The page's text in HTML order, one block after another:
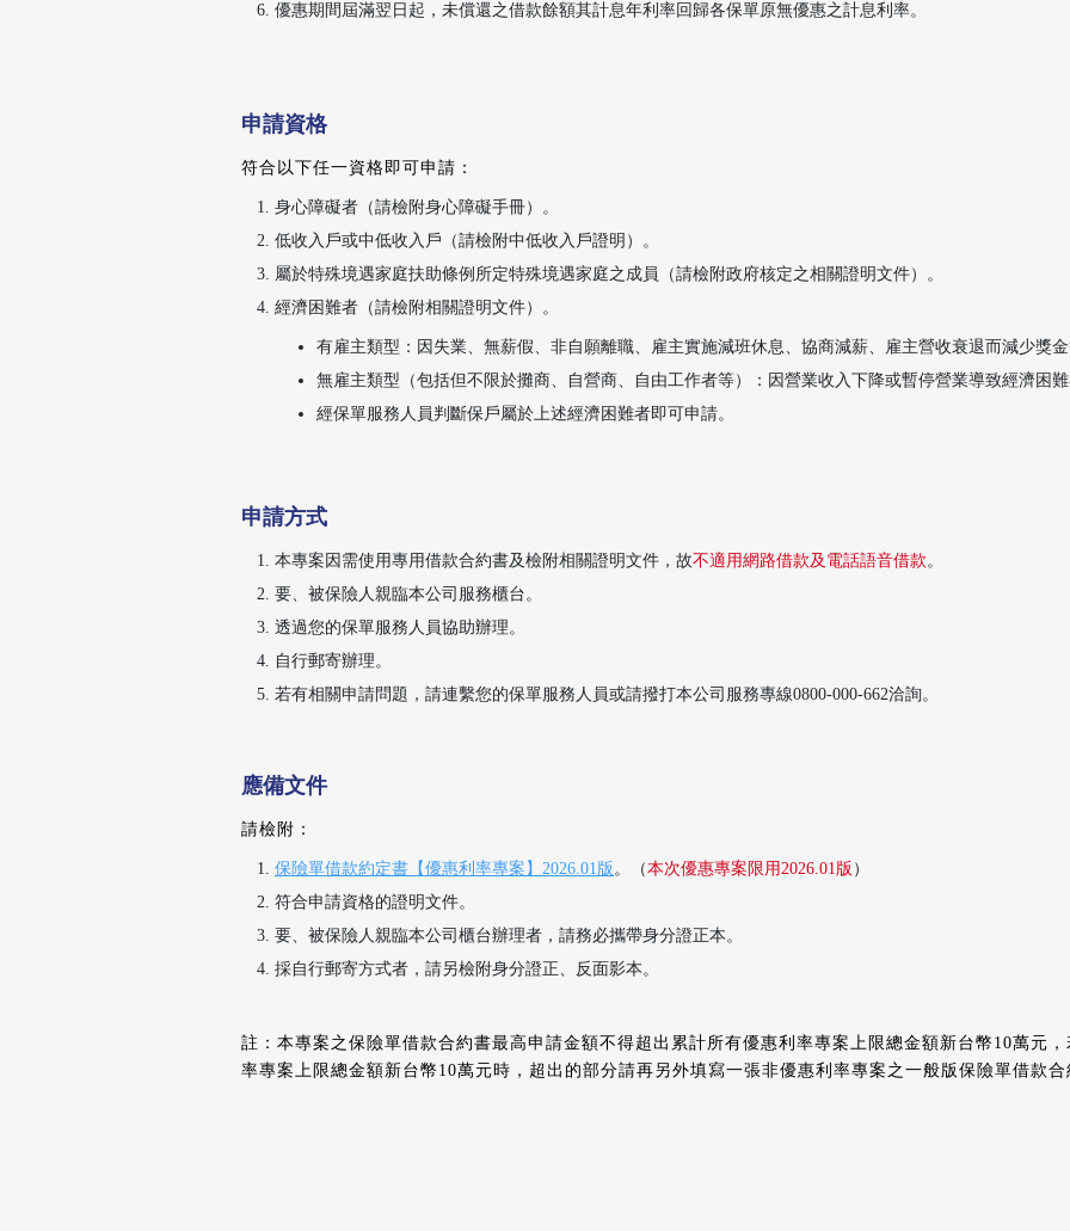
優惠期間屆滿翌日起，未償還之借款餘額其計息年利率回歸各保單原無優惠之計息利率。
申請資格
符合以下任一資格即可申請：
身心障礙者（請檢附身心障礙手冊）。
低收入戶或中低收入戶（請檢附中低收入戶證明）。
屬於特殊境遇家庭扶助條例所定特殊境遇家庭之成員（請檢附政府核定之相關證明文件）。
經濟困難者（請檢附相關證明文件）。
有雇主類型：因失業、無薪假、非自願離職、雇主實施減班休息、協商減薪、雇主營收衰退而減少獎
無雇主類型（包括但不限於攤商、自營商、自由工作者等）：因營業收入下降或暫停營業導致經濟困難
經保單服務人員判斷保戶屬於上述經濟困難者即可申請。
申請方式
本專案因需使用專用借款合約書及檢附相關證明文件，故不適用網路借款及電話語音借款。
要、被保險人親臨本公司服務櫃台。
透過您的保單服務人員協助辦理。
自行郵寄辦理。
若有相關申請問題，請連繫您的保單服務人員或請撥打本公司服務專線0800-000-662洽詢。
應備文件
請檢附：
保險單借款約定書【優惠利率專案】2026.01版 。（本次優惠專案限用2026.01版 ）
符合申請資格的證明文件。
要、被保險人親臨本公司櫃台辦理者，請務必攜帶身分證正本。
採自行郵寄方式者，請另檢附身分證正、反面影本。
註：本專案之保險單借款合約書最高申請金額不得超出累計所有優惠利率專案上限總金額新台幣10萬元，
率專案上限總金額新台幣10萬元時，超出的部分請再另外填寫一張非優惠利率專案之一般版保險單借款合